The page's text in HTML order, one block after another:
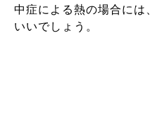
中症による熱の場合に
いいでしょう。